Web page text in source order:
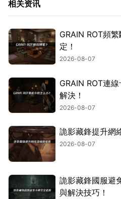
相关资讯
GRAIN ROT頻
定！
2026-08-07
GRAIN ROT連
解決！
2026-08-07
詭影藏鋒提升網
2026-08-07
詭影藏鋒國服避
與解決技巧！